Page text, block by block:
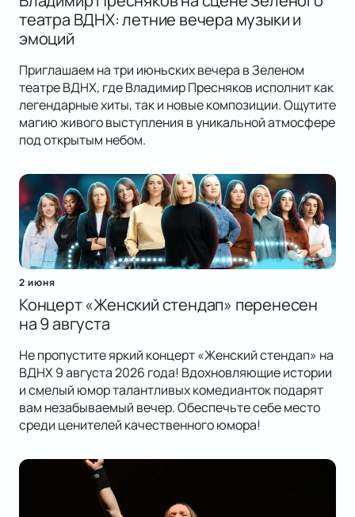
театра ВДНХ: летние вечера музыки и
эмоций
Приглашаем на три июньских вечера в Зеленом
театре ВДНХ, где Владимир Пресняков исполнит как
легендарные хиты, так и новые композиции. Ощутите
магию живого выступления в уникальной атмосфере
под открытым небом.
2 июня
Концерт «Женский стендап» перенесен
на 9 августа
Не пропустите яркий концерт «Женский стендап» на
ВДНХ 9 августа 2026 года! Вдохновляющие истории
и смелый юмор талантливых комедианток подарят
вам незабываемый вечер. Обеспечьте себе место
среди ценителей качественного юмора!